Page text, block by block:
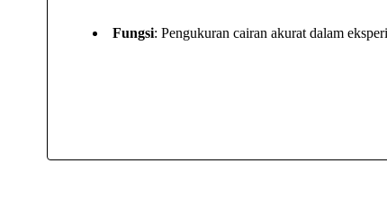
Fungsi: Pengukuran cairan akurat dalam